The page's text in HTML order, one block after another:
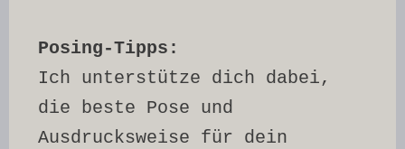
​Posing-Tipps:
Ich unterstütze dich dabei,
die beste Pose und
Ausdrucksweise für dein